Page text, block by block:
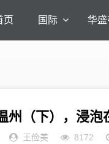
页 国际 华盛
州（下），浸
王俭美 8172